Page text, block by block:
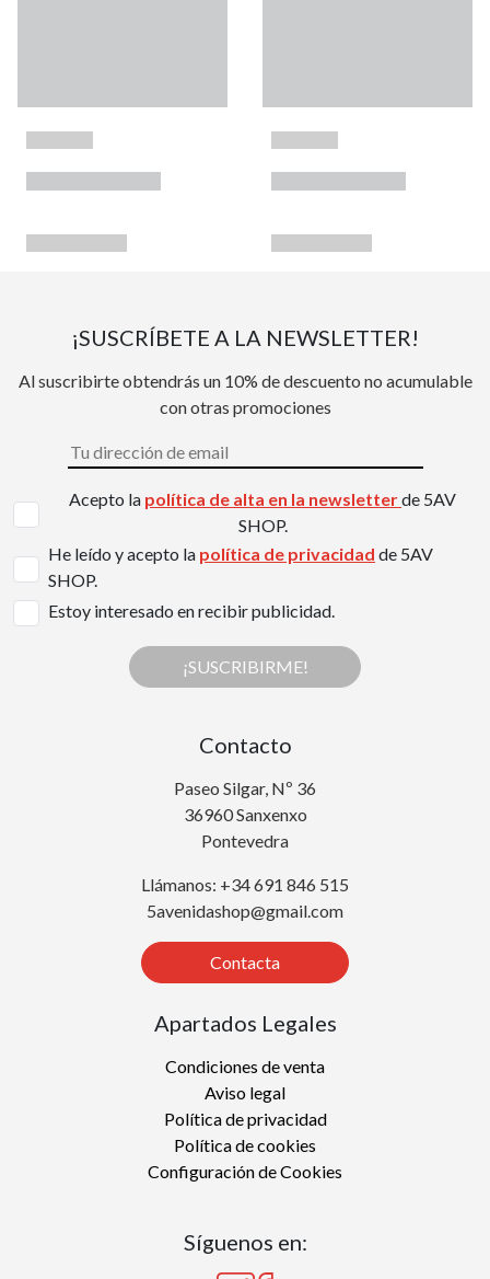
¡SUSCRÍBETE A LA NEWSLETTER!
Al suscribirte obtendrás un 10% de descuento no acumulable
con otras promociones
Acepto la política de alta en la newsletterde 5AV
SHOP.
He leído y acepto la política de privacidad de 5AV
SHOP.
Estoy interesado en recibir publicidad.
¡SUSCRIBIRME!
Contacto
Paseo Silgar, Nº 36
36960 Sanxenxo
Pontevedra
Llámanos: +34 691 846 515
5avenidashop@gmail.com
Contacta
Apartados Legales
Condiciones de venta
Aviso legal
Política de privacidad
Política de cookies
Configuración de Cookies
Síguenos en: